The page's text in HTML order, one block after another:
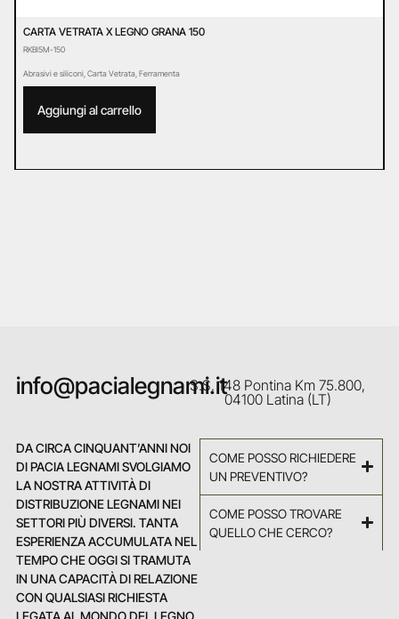
CARTA VETRATA X LEGNO GRANA 150
RKBI5M-150
Abrasivi e siliconi Carta Vetrata Ferramenta
Aggiungi al carrello
info@pacialegnami.itS.S. 148 Pontina Km 75.800,
04100 Latina (LT)
DA CIRCA CINQUANT’ANNI NOI
DI PACIA LEGNAMI SVOLGIAMO
LA NOSTRA ATTIVITÀ DI
DISTRIBUZIONE LEGNAMI NEI
SETTORI PIÙ DIVERSI. TANTA
ESPERIENZA ACCUMULATA NEL
TEMPO CHE OGGI SI TRAMUTA
IN UNA CAPACITÀ DI RELAZIONE
CON QUALSIASI RICHIESTA
LEGATA AL MONDO DEL LEGNO.
COME POSSO RICHIEDERE
UN PREVENTIVO?
COME POSSO TROVARE
QUELLO CHE CERCO?